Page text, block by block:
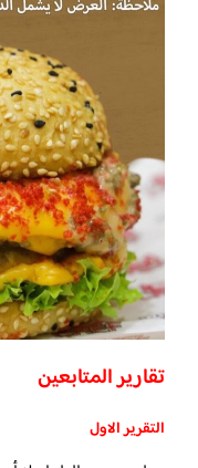
تقارير المتابعين
التقرير الاول